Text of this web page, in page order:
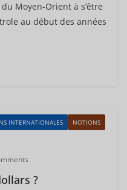
Moyen-Orient à s’être
au début des années
INTERNATIONALES
NOTIONS
?